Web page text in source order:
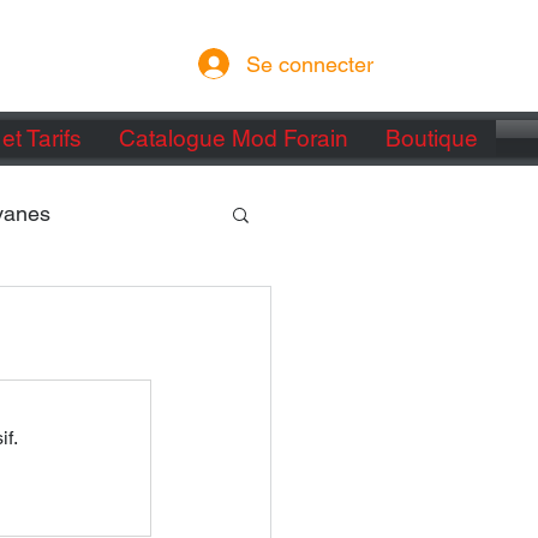
Se connecter
Tarifs Catalogue Mod Forain Boutique